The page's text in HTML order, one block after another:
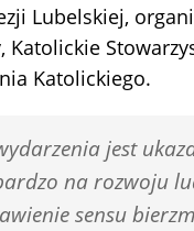
Lubelskiej,
Katolickie
Katolickiego.
jest
na rozwoju
sensu